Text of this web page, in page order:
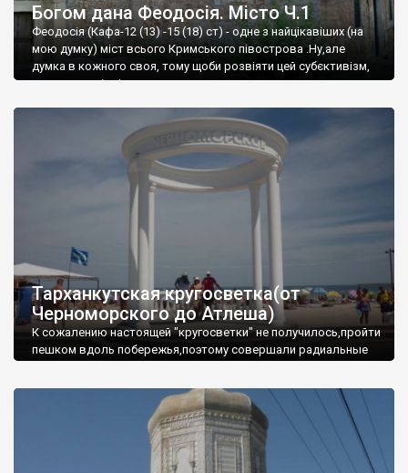
Богом дана Феодосія. Місто Ч.1
Феодосія (Кафа-12 (13) -15 (18) ст) - одне з найцікавіших (на
мою думку) міст всього Кримського півострова .Ну,але
думка в кожного своя, тому щоби розвіяти цей субєктивізм,
запрошую відвідати це
Тарханкутская кругосветка(от
Черноморского до Атлеша)
К сожалению настоящей "кругосветки" не получилось,пройти
пешком вдоль побережья,поэтому совершали радиальные